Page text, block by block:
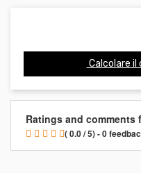
Calcolare il
Ratings and comments
( 0.0 / 5) - 0